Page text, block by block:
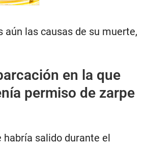
aún las causas de su muerte,
en la que
permiso de zarpe
habría salido durante el